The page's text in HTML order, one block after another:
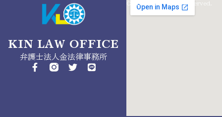
KIN LAW OFFICE
弁護士法人金法律事務所
050-
OffICES. All Rights Reserved.